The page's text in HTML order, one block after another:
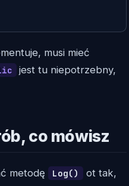
musi mieć
jest tu niepotrzebny,
co mówisz
metodę Log()
ot tak,